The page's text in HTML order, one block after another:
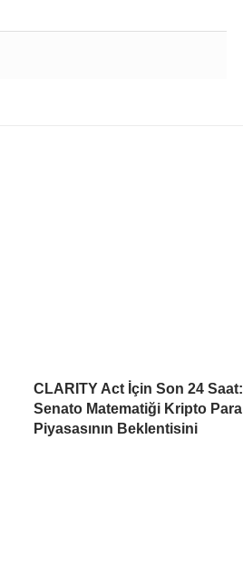
CLARITY Act İçin Son 24 Saat:
Senato Matematiği Kripto Para
Piyasasının Beklentisini